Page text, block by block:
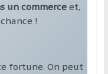
un commerceet,
!
fortune. On peut